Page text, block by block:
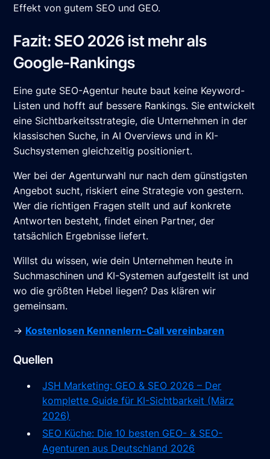
Effekt von gutem SEO und GEO.
Fazit: SEO 2026 ist mehr als
Google-Rankings
Eine gute SEO-Agentur heute baut keine Keyword-
Listen und hofft auf bessere Rankings. Sie entwickelt
eine Sichtbarkeitsstrategie, die Unternehmen in der
klassischen Suche, in AI Overviews und in KI-
Suchsystemen gleichzeitig positioniert.
Wer bei der Agenturwahl nur nach dem günstigsten
Angebot sucht, riskiert eine Strategie von gestern.
Wer die richtigen Fragen stellt und auf konkrete
Antworten besteht, findet einen Partner, der
tatsächlich Ergebnisse liefert.
Willst du wissen, wie dein Unternehmen heute in
Suchmaschinen und KI-Systemen aufgestellt ist und
wo die größten Hebel liegen? Das klären wir
gemeinsam.
→ Kostenlosen Kennenlern-Call vereinbaren
Quellen
JSH Marketing: GEO & SEO 2026 – Der
komplette Guide für KI-Sichtbarkeit (März
2026)
SEO Küche: Die 10 besten GEO- & SEO-
Agenturen aus Deutschland 2026